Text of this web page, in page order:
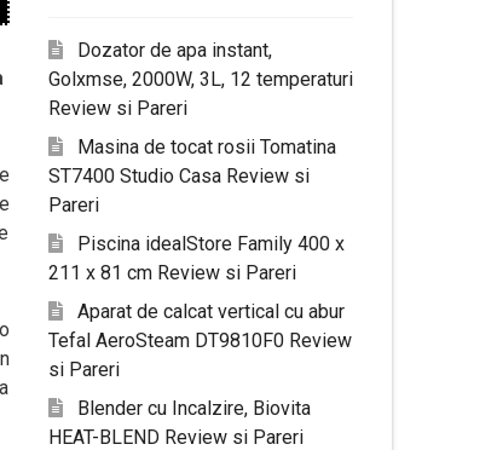
Dozator de apa instant,
Golxmse, 2000W, 3L, 12 temperaturi
Review si Pareri
Masina de tocat rosii Tomatina
ST7400 Studio Casa Review si
Pareri
Piscina idealStore Family 400 x
211 x 81 cm Review si Pareri
Aparat de calcat vertical cu abur
Tefal AeroSteam DT9810F0 Review
si Pareri
Blender cu Incalzire, Biovita
HEAT-BLEND Review si Pareri